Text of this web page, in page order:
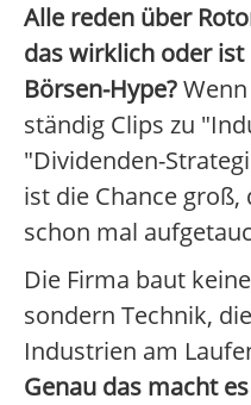
Alle reden über
das wirklich oder
Börsen-Hype?
ständig Clips zu
"Dividenden-
ist die Chance groß,
schon mal
Die Firma baut
sondern Technik,
Industrien am
Genau das macht